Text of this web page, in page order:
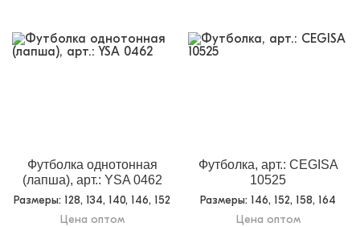
Футболка однотонная
(лапша), арт.: YSA 0462
Размеры: 128, 134, 140, 146, 152
Цена оптом
Футболка, арт.: CEGISA
10525
Размеры: 146, 152, 158, 164
Цена оптом